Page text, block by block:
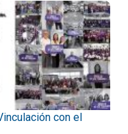
con el